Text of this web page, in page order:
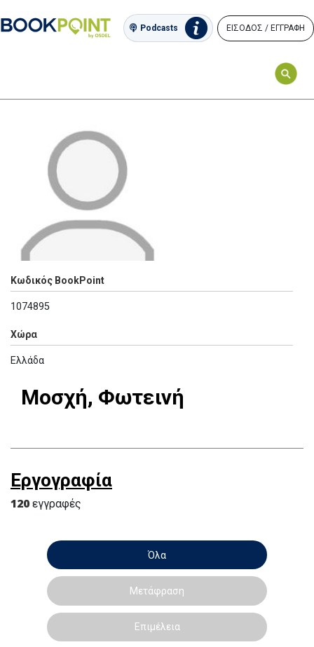
Podcasts ΕΙΣΟΔΟΣ / ΕΓΓΡΑΦΗ
Κωδικός BookPoint
1074895
Χώρα
Ελλάδα
Μοσχή, Φωτεινή
Εργογραφία
120 εγγραφές
Όλα
Μετάφραση
Επιμέλεια